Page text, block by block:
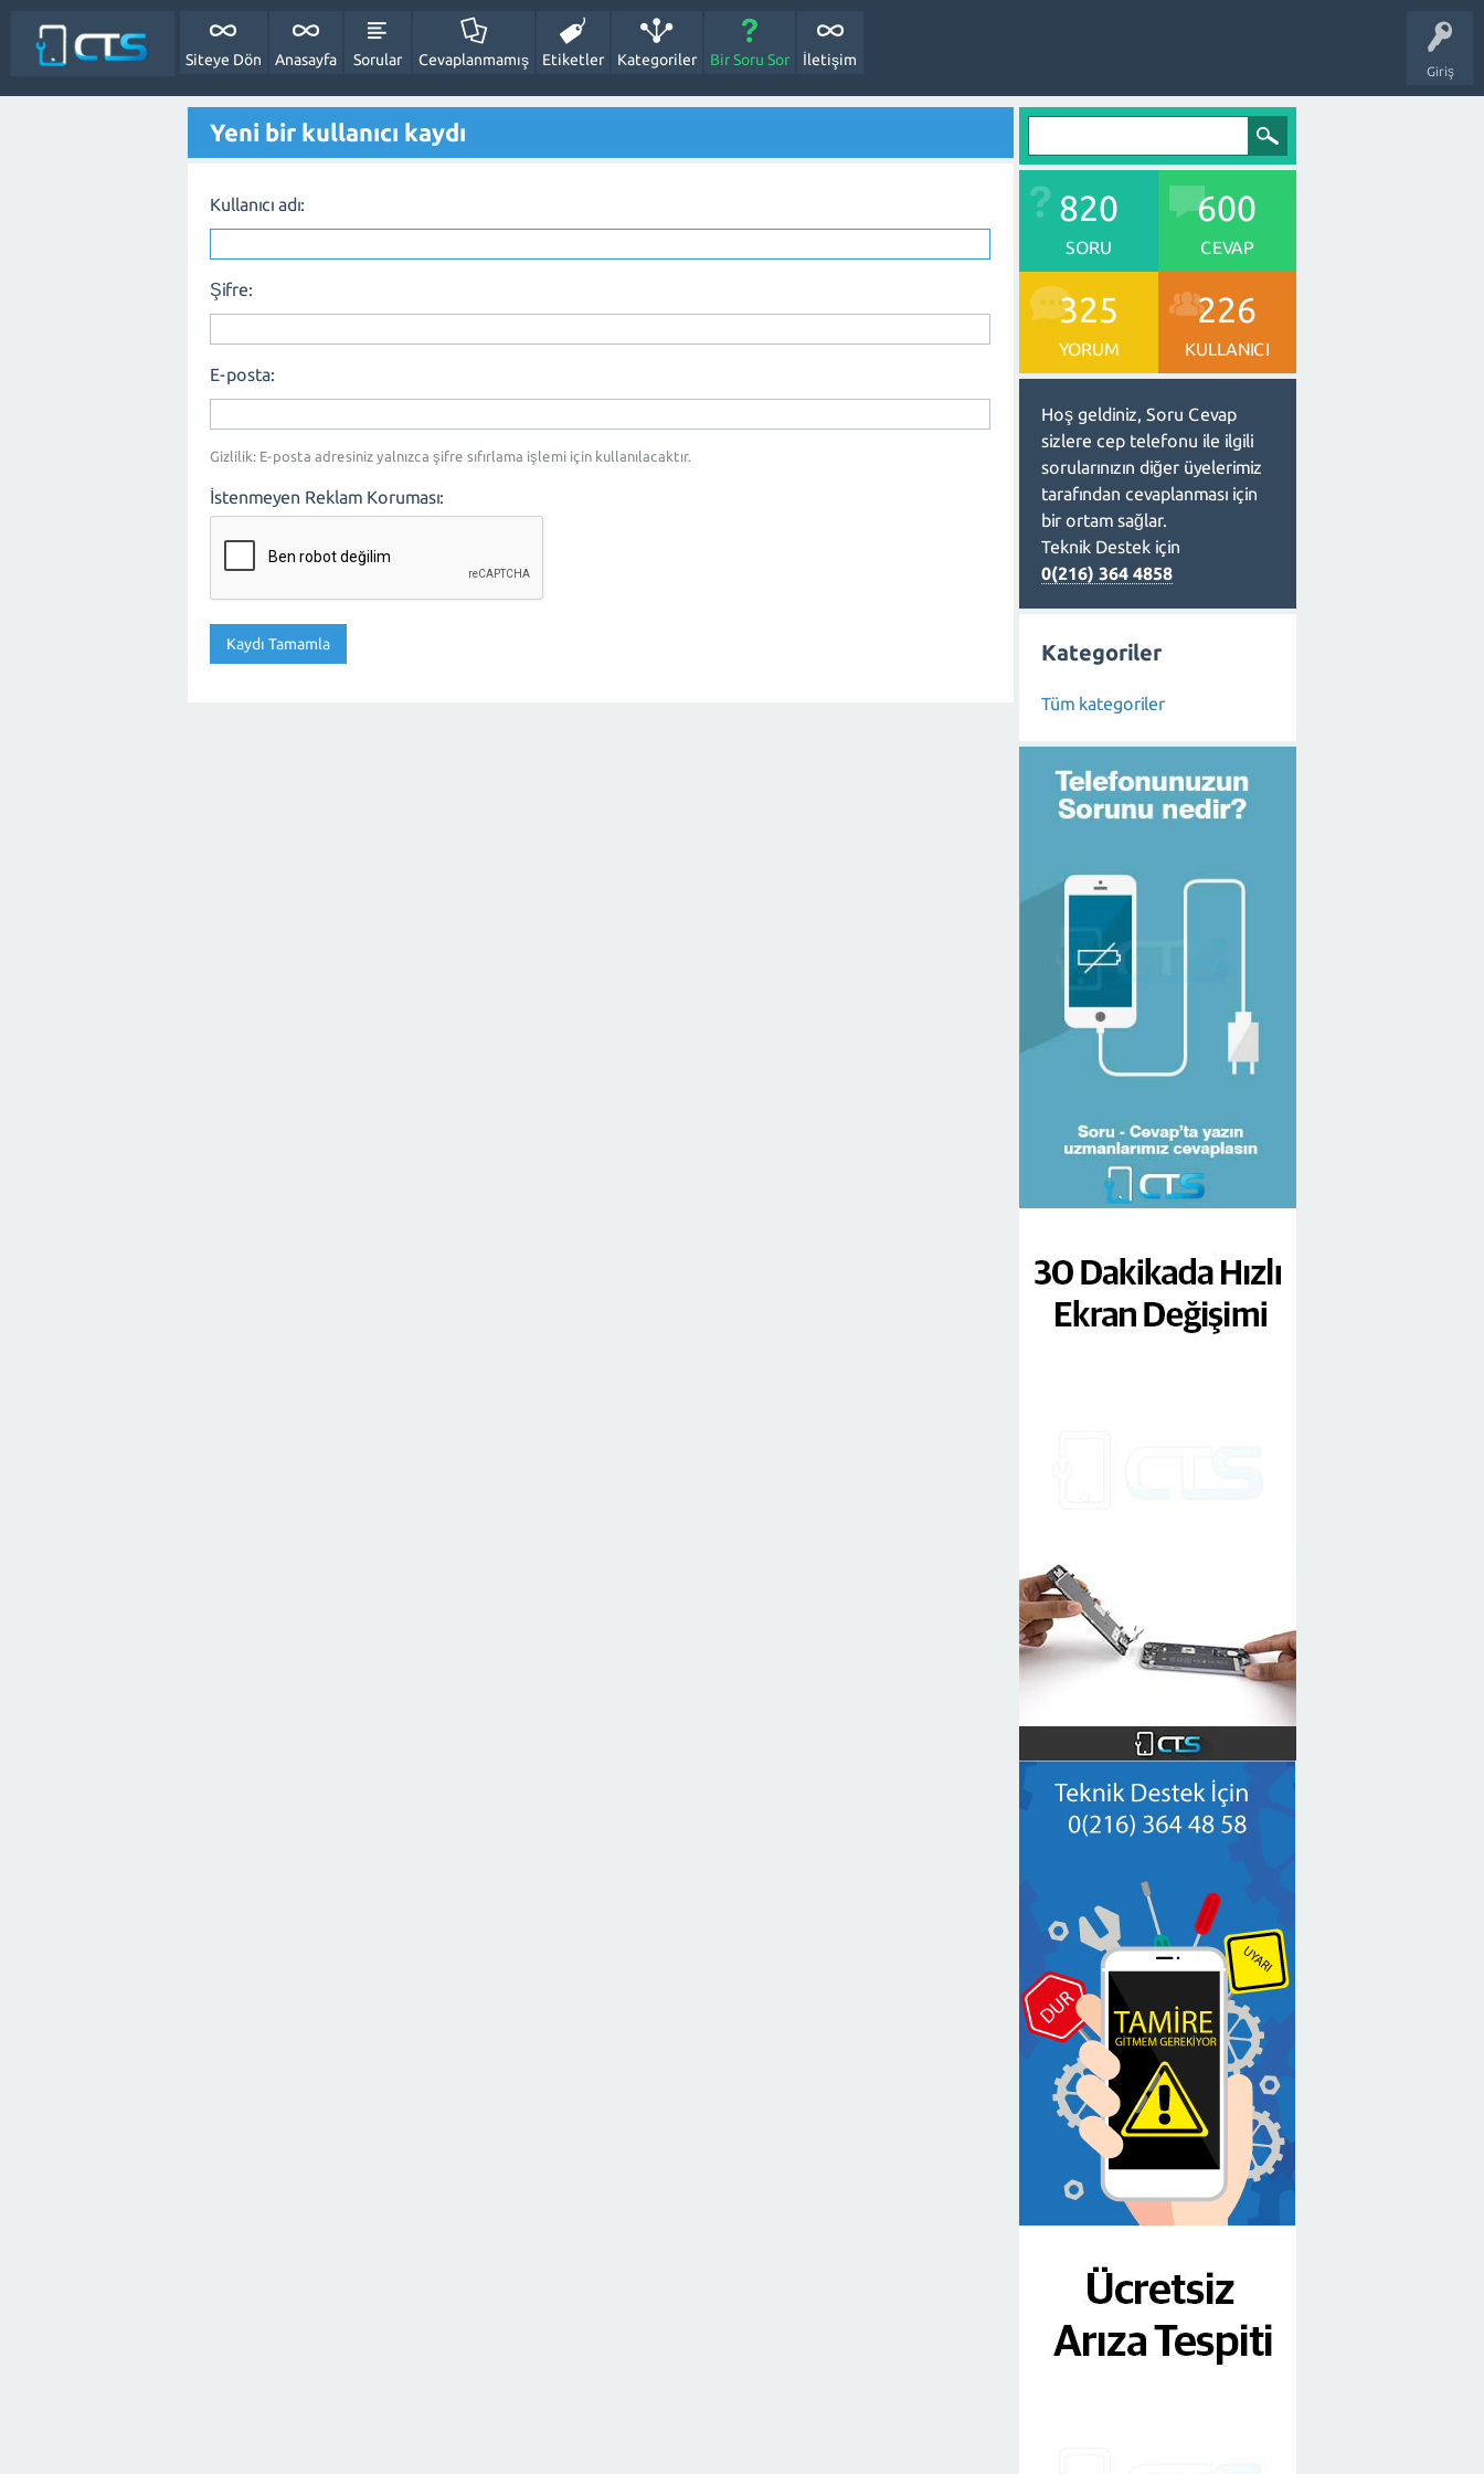
Giriş
Siteye Dön Anasayfa Sorular Cevaplanmamış Etiketler Kategoriler Bir Soru Sor İletişim
Yeni bir kullanıcı kaydı
Kullanıcı adı:
Şifre:
E-posta:
Gizlilik: E-posta adresiniz yalnızca şifre sıfırlama işlemi için kullanılacaktır.
İstenmeyen Reklam Koruması:
820
SORU
600
CEVAP
325
YORUM
226
KULLANICI
Hoş geldiniz, Soru Cevap
sizlere cep telefonu ile ilgili
sorularınızın diğer üyelerimiz
tarafından cevaplanması için
bir ortam sağlar.
Teknik Destek için
0(216) 364 4858
Kategoriler
Tüm kategoriler